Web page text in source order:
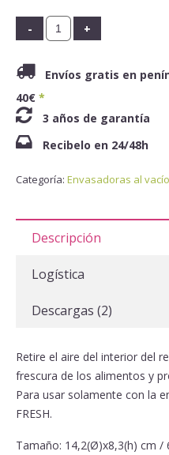
Envíos gratis en
40€ *
3 años de garantía
Recibelo en 24/48h
Categoría: Envasadoras al vacío
Descripción
Logística
Descargas (2)
Retire el aire del interior del
frescura de los alimentos y
Para usar solamente con la
FRESH.
Tamaño: 14,2(Ø)x8,3(h) cm /